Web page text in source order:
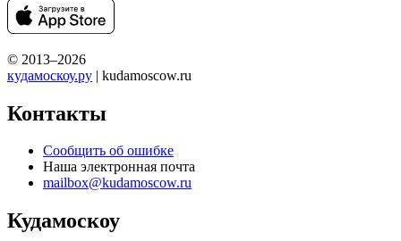
© 2013–2026
кудамоскоу.ру | kudamoscow.ru
Контакты
Сообщить об ошибке
Наша электронная почта
mailbox@kudamoscow.ru
Кудамоскоу